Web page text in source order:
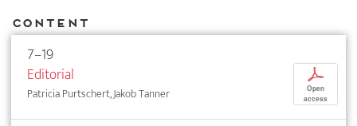
Content
7–19
Editorial
Patricia Purtschert, Jakob Tanner
p
Open
access